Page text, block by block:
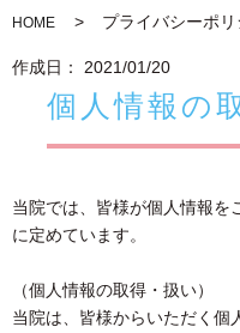
HOME プライバシーポリ
作成日： 2021/01/20
個人情報の
当院では、皆様が個人情報を
に定めています。
（個人情報の取得・扱い）
当院は、皆様からいただく個